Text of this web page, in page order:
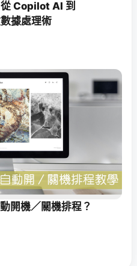
Copilot AI 到
據處理術
開機／關機排程？